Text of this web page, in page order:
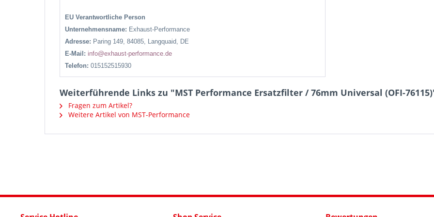
EU Verantwortliche Person
Unternehmensname: Exhaust-Performance
Adresse: Paring 149, 84085, Langquaid, DE
E-Mail: info@exhaust-performance.de
Telefon: 015152515930
Weiterführende Links zu "MST Performance Ersatzfilter / 76mm Universal (OFI-
Fragen zum Artikel?
Weitere Artikel von MST-Performance